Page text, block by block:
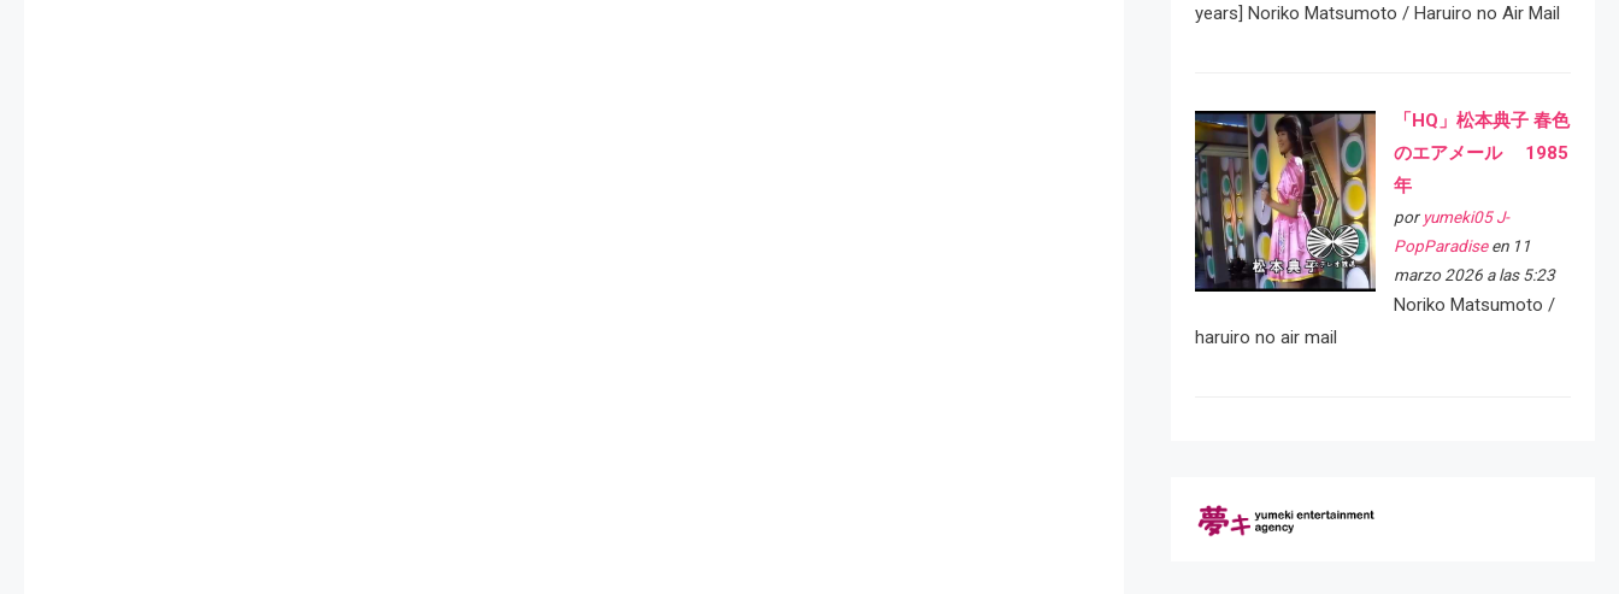
years] Noriko Matsumoto / Haruiro no Air Mail
「HQ」松本典子 春色
のエアメール 1985
年
por yumeki05 J-
PopParadiseen 11
marzo 2026 a las 5:23
Noriko Matsumoto /
haruiro no air mail